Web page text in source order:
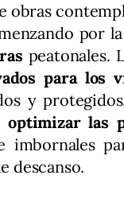
obras
por
peatonales.
para los
y
optimizar las
imbornales
descanso.